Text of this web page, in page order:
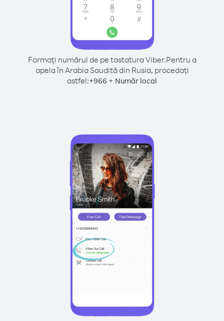
Formați numărul de pe tastatura Viber.Pentru a
apela în Arabia Saudită din Rusia, procedați
astfel:+966 + Număr local